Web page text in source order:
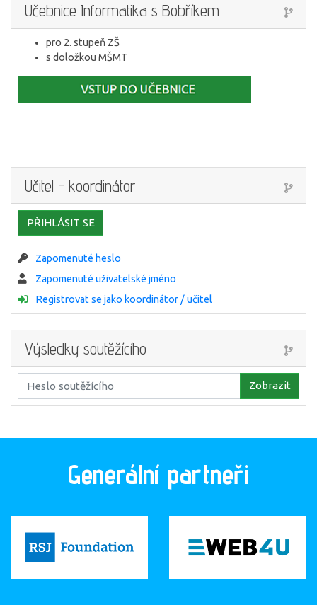
Učebnice Informatika s Bobříkem
pro 2. stupeň ZŠ
s doložkou MŠMT
Učitel - koordinátor
PŘIHLÁSIT SE
Zapomenuté heslo
Zapomenuté uživatelské jméno
Registrovat se jako koordinátor / učitel
Výsledky soutěžícího
Zobrazit
Generální partneři